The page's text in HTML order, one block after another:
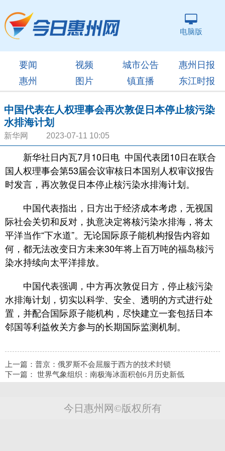
电脑版
要闻 视频 城市公告
惠州日报
惠州
图片 镇直播 东江时报
中国代表在人权理事会再次敦促日本停止核污染
水排海计划
新华网 2023-07-11 10:05
新华社日内瓦7月10日电 中国代表团10日在联合
国人权理事会第53届会议审核日本国别人权审议报告
时发言，再次敦促日本停止核污染水排海计划。
中国代表指出，日方出于经济成本考虑，无视国
际社会关切和反对，执意决定将核污染水排海，将太
平洋当作“下水道”。无论国际原子能机构报告内容如
何，都无法改变日方未来30年将上百万吨的福岛核污
染水持续向太平洋排放。
中国代表强调，中方再次敦促日方，停止核污染
水排海计划，切实以科学、安全、透明的方式进行处
置，并配合国际原子能机构，尽快建立一套包括日本
邻国等利益攸关方参与的长期国际监测机制。
上一篇： 普京：俄罗斯不会屈服于西方的技术封锁
下一篇： 世界气象组织：南极海冰面积创6月历史新低
今日惠州网©版权所有